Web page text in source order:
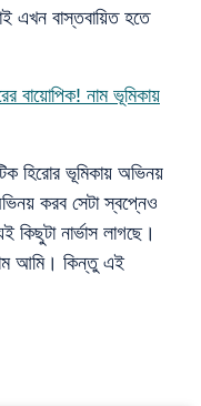
এখন বাস্তবায়িত হতে
বায়োপিক! নাম ভূমিকায়
হিরোর ভূমিকায় অভিনয়
করব সেটা স্বপ্নেও
কিছুটা নার্ভাস লাগছে।
আমি। কিন্তু এই